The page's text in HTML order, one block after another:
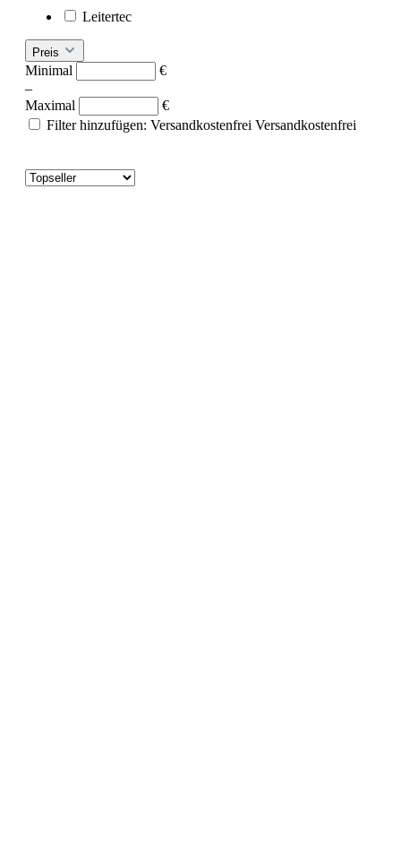
Leitertec
Preis
Minimal
€
–
Maximal
€
Filter hinzufügen: Versandkostenfrei Versandkostenfrei